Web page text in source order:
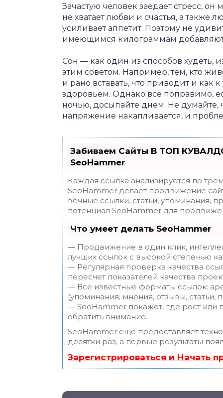
Зачастую человек заедает стресс,
не хватает любви и счастья, а
усиливает аппетит. Поэтому не
имеющимся килограммам
Сон — как один из способов худеть,
этим советом. Например, тем, кто
и рано вставать, что приводит и как
здоровьем. Однако все поправимо,
ночью, досыпайте днем. Не думайте,
напряжение накапливается, и
Забиваем Сайты В ТОП
SeoHammer
Каждая ссылка анализируется по
SeoHammer делает продвижение
вечные ссылки, статьи, упоминания,
потенциал SeoHammer для
Что умеет делать SeoHammer
— Продвижение в один клик,
лучших ссылок с высокой степенью
— Регулярная проверка качества
пересчет показателей качества
— Все известные форматы ссылок:
(упоминания, мнения, отзывы, статьи,
— SeoHammer покажет, где рост или
обратить внимание.
SeoHammer еще предоставляет
десятки раз, а первые результаты
Зарегистрироваться и Начать